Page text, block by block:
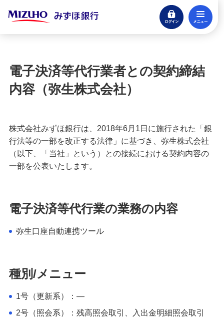
ログイン
閉じる
口座開設
来店不要・スマホで完結
クレジットカード・デビット
ローン
住宅ローン・カードローン
預金・NISA・資産運用
備える
学ぶ・考える
生涯学習
お客さまサポート
困ったときは・よくあるご質問
電子決済等代行業者との契約締結
内容（弥生株式会社）
株式会社みずほ銀行は、2018年6月1日に施行された「銀
行法等の一部を改正する法律」に基づき、弥生株式会社
（以下、「当社」という）との接続における契約内容の
一部を公表いたします。
電子決済等代行業の業務の内容
弥生口座自動連携ツール
種別/メニュー
1号（更新系）：—
2号（照会系）：残高照会取引、入出金明細照会取引